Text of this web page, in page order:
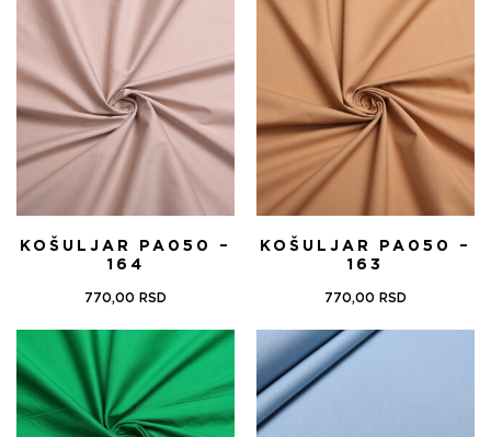
KOŠULJAR PA050 –
164
770,00 RSD
KOŠULJAR PA050 –
163
770,00 RSD